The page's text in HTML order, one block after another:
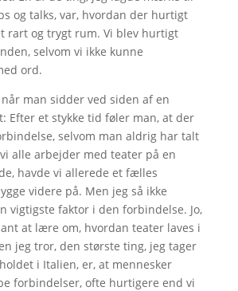
og talks, var, hvordan der hurtigt
rart og trygt rum. Vi blev hurtigt
selvom vi ikke kunne
ord.
man sidder ved siden af en
Efter et stykke tid føler man, at der
selvom man aldrig har talt
alle arbejder med teater på en
havde vi allerede et fælles
videre på. Men jeg så ikke
vigtigste faktor i den forbindelse. Jo,
at lære om, hvordan teater laves i
jeg tror, den største ting, jeg tager
i Italien, er, at mennesker
forbindelser, ofte hurtigere end vi